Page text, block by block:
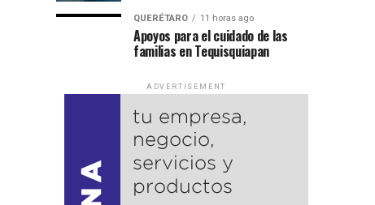
QUERÉTARO 11 horas ago
Apoyos para el cuidado de las
familias en Tequisquiapan
ADVERTISEMENT